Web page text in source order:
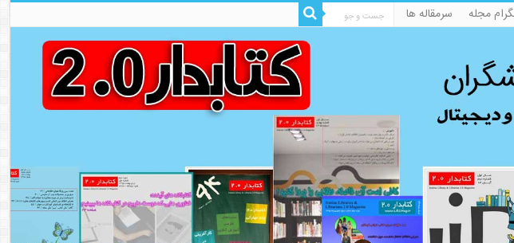
مجله سرمقاله ها